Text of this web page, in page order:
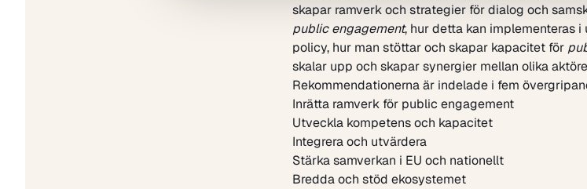
skapar ramverk och strategier för dialog och
public engagement, hur detta kan implementeras
policy, hur man stöttar och skapar kapacitet för
skalar upp och skapar synergier mellan olika
Rekommendationerna är indelade i fem
Inrätta ramverk för public engagement
Utveckla kompetens och kapacitet
Integrera och utvärdera
Stärka samverkan i EU och nationellt
Bredda och stöd ekosystemet